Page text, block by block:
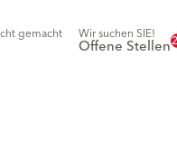
gemacht Wir suchen SIE!
Offene Stellen